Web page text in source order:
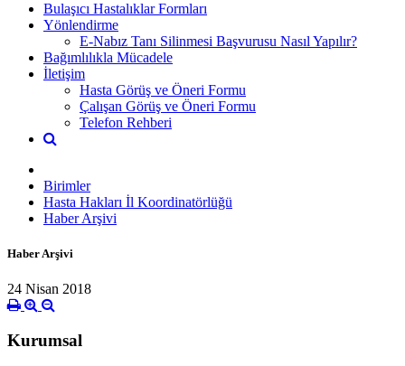
Bulaşıcı Hastalıklar Formları
Yönlendirme
E-Nabız Tanı Silinmesi Başvurusu Nasıl Yapılır?
Bağımlılıkla Mücadele
İletişim
Hasta Görüş ve Öneri Formu
Çalışan Görüş ve Öneri Formu
Telefon Rehberi
Birimler
Hasta Hakları İl Koordinatörlüğü
Haber Arşivi
Haber Arşivi
24 Nisan 2018
Kurumsal